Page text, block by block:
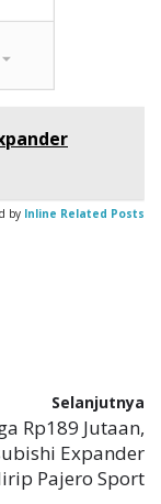
by Inline Related Posts
Selanjutnya
Rp189 Jutaan,
Expander
Pajero Sport